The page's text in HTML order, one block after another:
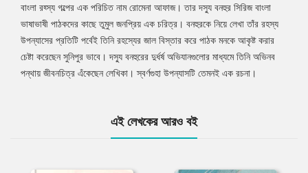
Tab
Article
বাংলা রহ্স্য গল্পের এক পরিচিত নাম রোমেনা আফাজ। তার দস্যু বনহুর সিরিজ বাংলা
ভাষাভাষী পাঠকদের কাছে তুমুল জনপ্রিয় এক চরিত্র। বনহুরকে নিয়ে লেখা তাঁর রহস্য
উপন্যাসের প্রতিটি পর্বেই তিনি রহস্যের জাল বিস্তার করে পাঠক মনকে আকৃষ্ট করার
চেষ্টা করেছেন সুনিপুর ভাবে। দস্যু বনহুরের দুর্ধর্ষ অভিযানগুলোর মাধ্যমে তিনি অভিনব
পন্থায় জীবনচিত্র এঁকেছেন লেখিকা। স্বর্ণগুহা উপন্যাসটি তেমনই এক রচনা।
এই লেখকের আরও বই